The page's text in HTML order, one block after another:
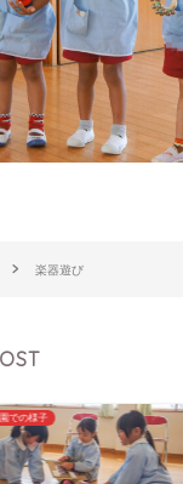
楽器遊び
園での様子